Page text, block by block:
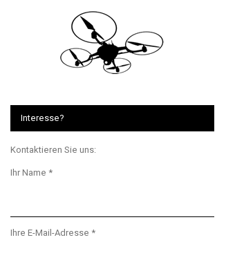
Interesse?
Kontaktieren Sie uns:
Ihr Name *
Ihre E-Mail-Adresse *